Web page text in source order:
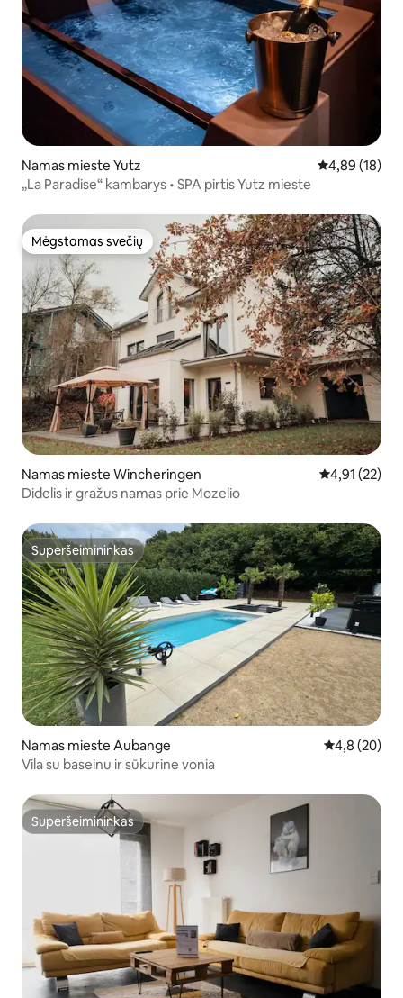
Namas mieste Yutz Vidutinis
4,89 (18)
„La Paradise“ kambarys • SPA pirtis Yutz mieste
Mėgstamas svečių
Mėgstamas svečių
Namas mieste Wincheringen Vidutinis
4,91 (22)
Didelis ir gražus namas prie Mozelio
Superšeimininkas
Superšeimininkas
Namas mieste Aubange Vidutinis
4,8 (20)
Vila su baseinu ir sūkurine vonia
Superšeimininkas
Superšeimininkas